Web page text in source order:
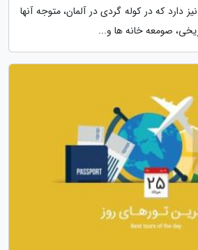
دارد که در کوله گردی در آلمان، متوجه آنها
صومعه خانه ها و...